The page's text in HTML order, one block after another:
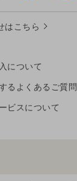
はこちら
について
るよくあるご質問
ビスについて